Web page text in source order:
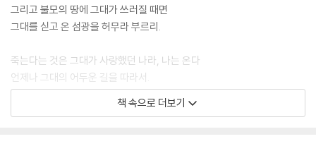
그리고 불모의 땅에 그대가 쓰러질 때면
그대를 싣고 온 섬광을 허무라 부르리.
죽는다는 것은 그대가 사랑했던 나라, 나는 온다
언제나 그대의 어두운 길을 따라서.
그대의 욕망, 형체, 기억을 내가 부수니
난 무자비한 그대의 적수가 되리.
책 속으로 더보기